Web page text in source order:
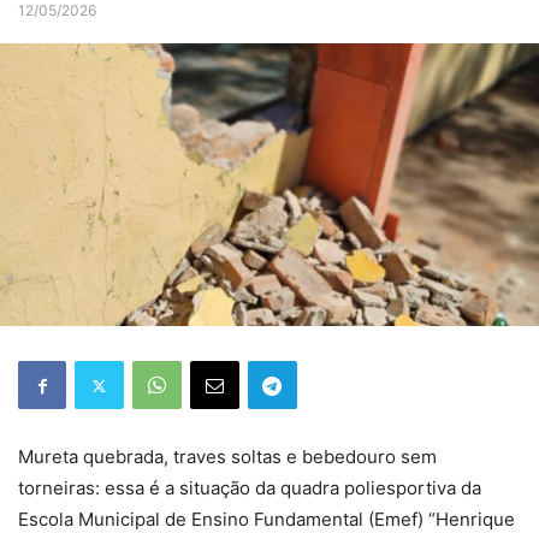
12/05/2026
Mureta quebrada, traves soltas e bebedouro sem
torneiras: essa é a situação da quadra poliesportiva da
Escola Municipal de Ensino Fundamental (Emef) “Henrique